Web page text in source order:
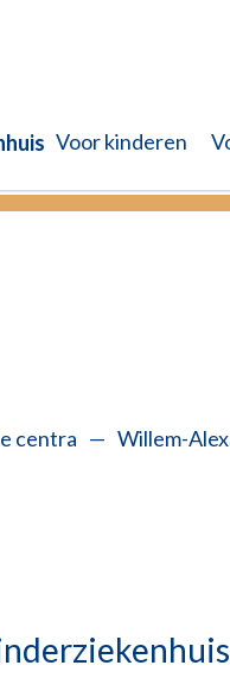
Voor kinderen
inchecken
centra — Willem-